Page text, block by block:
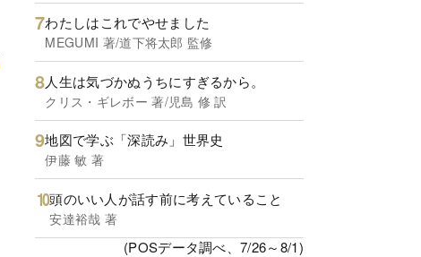
わたしはこれでやせました
MEGUMI 著/道下将太郎 監修
人生は気づかぬうちにすぎるから。
クリス・ギレボー 著/児島 修 訳
地図で学ぶ「深読み」世界史
伊藤 敏 著
頭のいい人が話す前に考えていること
安達裕哉 著
(POSデータ調べ、7/26～8/1)